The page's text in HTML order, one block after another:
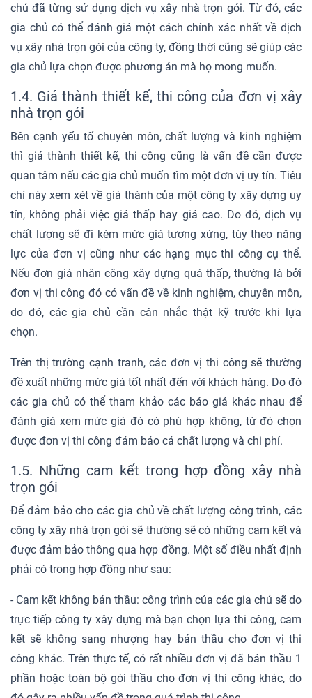
chủ đã từng sử dụng dịch vụ xây nhà trọn gói. Từ đó, các
gia chủ có thể đánh giá một cách chính xác nhất về dịch
vụ xây nhà trọn gói của công ty, đồng thời cũng sẽ giúp các
gia chủ lựa chọn được phương án mà họ mong muốn.
1.4. Giá thành thiết kế, thi công của đơn vị xây
nhà trọn gói
Bên cạnh yếu tố chuyên môn, chất lượng và kinh nghiệm
thì giá thành thiết kế, thi công cũng là vấn đề cần được
quan tâm nếu các gia chủ muốn tìm một đơn vị uy tín. Tiêu
chí này xem xét về giá thành của một công ty xây dựng uy
tín, không phải việc giá thấp hay giá cao. Do đó, dịch vụ
chất lượng sẽ đi kèm mức giá tương xứng, tùy theo năng
lực của đơn vị cũng như các hạng mục thi công cụ thể.
Nếu đơn giá nhân công xây dựng quá thấp, thường là bởi
đơn vị thi công đó có vấn đề về kinh nghiệm, chuyên môn,
do đó, các gia chủ cần cân nhắc thật kỹ trước khi lựa
chọn.
Trên thị trường cạnh tranh, các đơn vị thi công sẽ thường
đề xuất những mức giá tốt nhất đến với khách hàng. Do đó
các gia chủ có thể tham khảo các báo giá khác nhau để
đánh giá xem mức giá đó có phù hợp không, từ đó chọn
được đơn vị thi công đảm bảo cả chất lượng và chi phí.
1.5. Những cam kết trong hợp đồng xây nhà
trọn gói
Để đảm bảo cho các gia chủ về chất lượng công trình, các
công ty xây nhà trọn gói sẽ thường sẽ có những cam kết và
được đảm bảo thông qua hợp đồng. Một số điều nhất định
phải có trong hợp đồng như sau:
- Cam kết không bán thầu: công trình của các gia chủ sẽ do
trực tiếp công ty xây dựng mà bạn chọn lựa thi công, cam
kết sẽ không sang nhượng hay bán thầu cho đơn vị thi
công khác. Trên thực tế, có rất nhiều đơn vị đã bán thầu 1
phần hoặc toàn bộ gói thầu cho đơn vị thi công khác, do